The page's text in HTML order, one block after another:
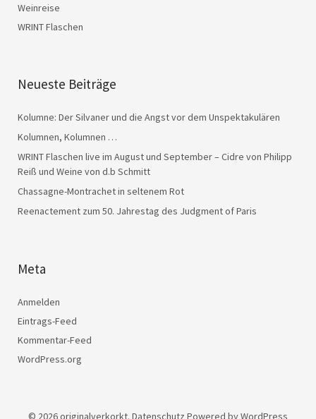
Weinreise
WRINT Flaschen
Neueste Beiträge
Kolumne: Der Silvaner und die Angst vor dem Unspektakulären
Kolumnen, Kolumnen …
WRINT Flaschen live im August und September – Cidre von Philipp
Reiß und Weine von d.b Schmitt
Chassagne-Montrachet in seltenem Rot
Reenactement zum 50. Jahrestag des Judgment of Paris
Meta
Anmelden
Eintrags-Feed
Kommentar-Feed
WordPress.org
© 2026originalverkorkt. Datenschutz Powered byWordPress